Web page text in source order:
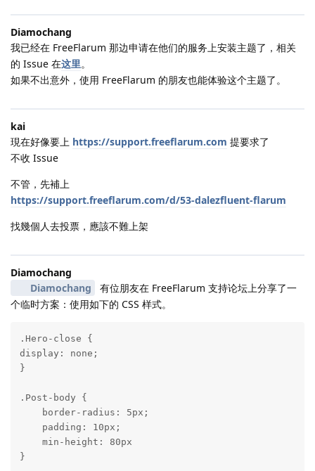
Diamochang
我已经在 FreeFlarum 那边申请在他们的服务上安装主题了，相关
的 Issue 在这里。
如果不出意外，使用 FreeFlarum 的朋友也能体验这个主题了。
kai
現在好像要上 https://support.freeflarum.com 提要求了
不收 Issue
不管，先補上
https://support.freeflarum.com/d/53-dalezfluent-flarum
找幾個人去投票，應該不難上架
Diamochang
Diamochang
有位朋友在 FreeFlarum 支持论坛上分享了一
个临时方案：使用如下的 CSS 样式。
.Hero-close {
display: none;
}
.Post-body {
    border-radius: 5px;
    padding: 10px;
    min-height: 80px
}